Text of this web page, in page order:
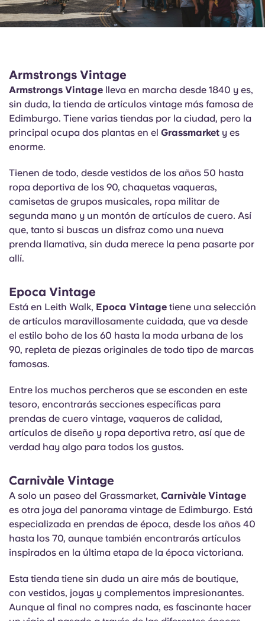
Armstrongs Vintage
Armstrongs Vintage lleva en marcha desde 1840 y es,
sin duda, la tienda de artículos vintage más famosa de
Edimburgo. Tiene varias tiendas por la ciudad, pero la
principal ocupa dos plantas en el Grassmarket y es
enorme.
Tienen de todo, desde vestidos de los años 50 hasta
ropa deportiva de los 90, chaquetas vaqueras,
camisetas de grupos musicales, ropa militar de
segunda mano y un montón de artículos de cuero. Así
que, tanto si buscas un disfraz como una nueva
prenda llamativa, sin duda merece la pena pasarte por
allí.
Epoca Vintage
Está en Leith Walk, Epoca Vintage tiene una selección
de artículos maravillosamente cuidada, que va desde
el estilo boho de los 60 hasta la moda urbana de los
90, repleta de piezas originales de todo tipo de marcas
famosas.
Entre los muchos percheros que se esconden en este
tesoro, encontrarás secciones específicas para
prendas de cuero vintage, vaqueros de calidad,
artículos de diseño y ropa deportiva retro, así que de
verdad hay algo para todos los gustos.
Carnivàle Vintage
A solo un paseo del Grassmarket, Carnivàle Vintage
es otra joya del panorama vintage de Edimburgo. Está
especializada en prendas de época, desde los años 40
hasta los 70, aunque también encontrarás artículos
inspirados en la última etapa de la época victoriana.
Esta tienda tiene sin duda un aire más de boutique,
con vestidos, joyas y complementos impresionantes.
Aunque al final no compres nada, es fascinante hacer